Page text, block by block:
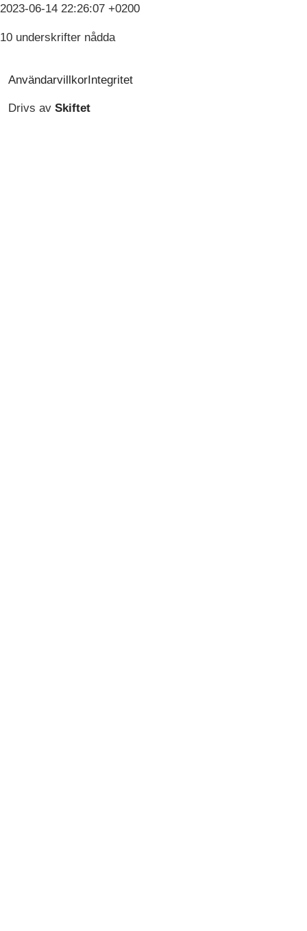
2023-06-14 22:26:07 +0200
10 underskrifter nådda
Användarvillkor Integritet
Drivs av Skiftet